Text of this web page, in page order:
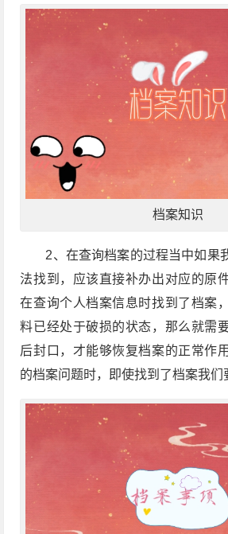
档案知识
2、在查询档案的过程当中如果
法找到，应该直接补办出对应的原
在查询个人档案信息时找到了档案
料已经处于破损的状态，那么就需
后封口，才能够恢复档案的正常作
的档案问题时，即使找到了档案我们